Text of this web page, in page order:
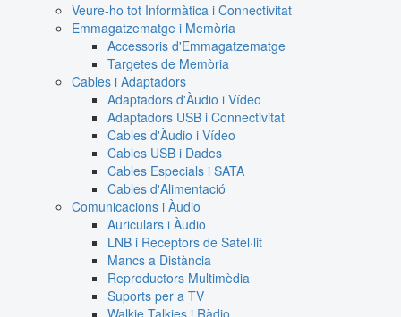
Veure-ho tot Informàtica i Connectivitat
Emmagatzematge i Memòria
Accessoris d'Emmagatzematge
Targetes de Memòria
Cables i Adaptadors
Adaptadors d'Àudio i Vídeo
Adaptadors USB i Connectivitat
Cables d'Àudio i Vídeo
Cables USB i Dades
Cables Especials i SATA
Cables d'Alimentació
Comunicacions i Àudio
Auriculars i Àudio
LNB i Receptors de Satèl·lit
Mancs a Distància
Reproductors Multimèdia
Suports per a TV